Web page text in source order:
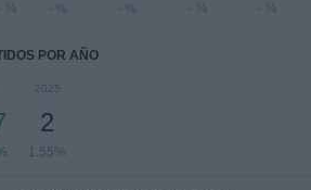
- % - % - % - % - %
POR AÑO
2025
2
1.55%